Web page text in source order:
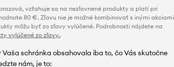
vzťahuje sa na nezľavnené produkty a platí pri
80 €. Zľavu nie je možné kombinovať s inými akciami
môžu byť zo zľavy vylúčené. Podrobnosti nájdete na
vylúčené zo zľavy..
Vaša schránka obsahovala iba to, čo Vás skutočne
nám, je to: